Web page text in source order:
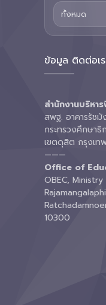
ทั้งหมด
ข้อมูล ติดต่อเ
สำนักงานบริหา
สพฐ. อาคารรัช
กระทรวงศึกษาธิ
เขตดุสิต กรุงเท
———
Office of
OBEC,
10300